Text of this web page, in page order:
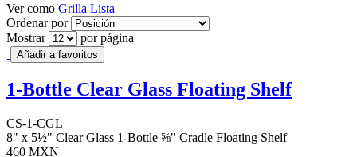
Ver como Grilla Lista
Ordenar por
Mostrar
por página
Añadir a favoritos
1-Bottle Clear Glass Floating Shelf
CS-1-CGL
8" x 5½" Clear Glass 1-Bottle ⅝" Cradle Floating Shelf
460 MXN